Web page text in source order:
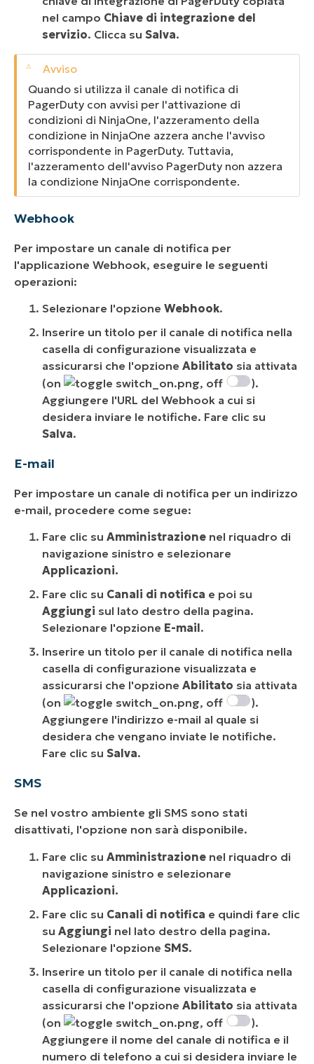
nel campo Chiave di integrazione del
servizio. Clicca su Salva.
Quando si utilizza il canale di notifica di
PagerDuty con avvisi per l'attivazione di
condizioni di NinjaOne, l'azzeramento della
condizione in NinjaOne azzera anche l'avviso
corrispondente in PagerDuty. Tuttavia,
l'azzeramento dell'avviso PagerDuty non azzera
la condizione NinjaOne corrispondente.
Webhook
Per impostare un canale di notifica per
l'applicazione Webhook, eseguire le seguenti
operazioni:
Selezionare l'opzione Webhook.
Inserire un titolo per il canale di notifica nella
casella di configurazione visualizzata e
assicurarsi che l'opzione Abilitato sia attivata
(on
, off
).
Aggiungere l'URL del Webhook a cui si
desidera inviare le notifiche. Fare clic su
Salva.
E-mail
Per impostare un canale di notifica per un indirizzo
e-mail, procedere come segue:
Fare clic su Amministrazione nel riquadro di
navigazione sinistro e selezionare
Applicazioni.
Fare clic su Canali di notifica e poi su
Aggiungi sul lato destro della pagina.
Selezionare l'opzione E-mail.
Inserire un titolo per il canale di notifica nella
casella di configurazione visualizzata e
assicurarsi che l'opzione Abilitato sia attivata
(on
, off
).
Aggiungere l'indirizzo e-mail al quale si
desidera che vengano inviate le notifiche.
Fare clic su Salva.
SMS
Se nel vostro ambiente gli SMS sono stati
disattivati, l'opzione non sarà disponibile.
Fare clic su Amministrazione nel riquadro di
navigazione sinistro e selezionare
Applicazioni.
Fare clic su Canali di notifica e quindi fare clic
su Aggiungi nel lato destro della pagina.
Selezionare l'opzione SMS.
Inserire un titolo per il canale di notifica nella
casella di configurazione visualizzata e
assicurarsi che l'opzione Abilitato sia attivata
(on
, off
).
Aggiungere il nome del canale di notifica e il
numero di telefono a cui si desidera inviare le